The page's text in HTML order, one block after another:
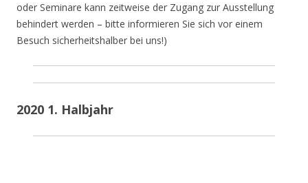
oder Seminare kann zeitweise der Zugang zur Ausstellung
behindert werden – bitte informieren Sie sich vor einem
Besuch sicherheitshalber bei uns!)
2020 1. Halbjahr